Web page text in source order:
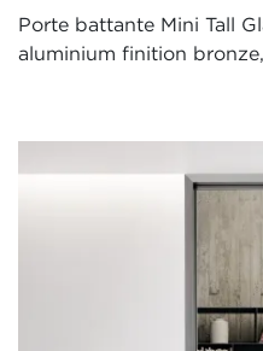
Porte battante Mini Tall
aluminium finition